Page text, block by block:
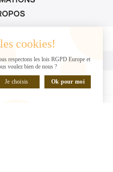
COMPTE
les cookies!
respectons les lois RGPD Europe et
voulez bien de nous ?
Je choisis Ok pour moi
EN LIGNE